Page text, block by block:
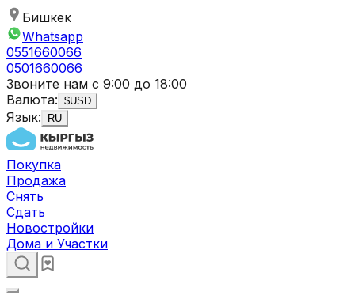
Бишкек
Whatsapp
0551660066
0501660066
Звоните нам с 9:00 до 18:00
Валюта: $USD
Язык: RU
Покупка
Продажа
Снять
Сдать
Новостройки
Дома и Участки